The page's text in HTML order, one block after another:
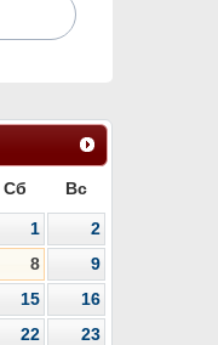
Сб Вс
1
2
8
9
15
16
22
23